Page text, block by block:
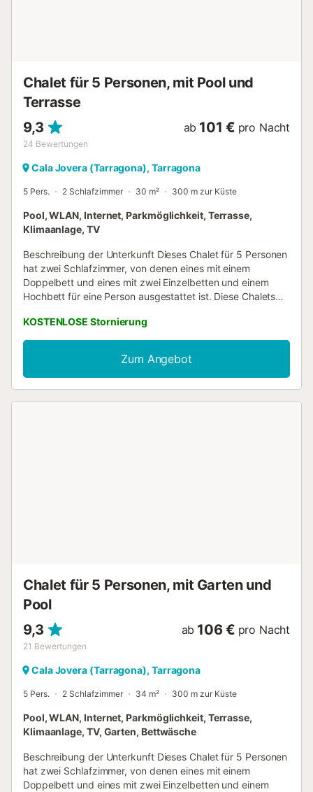
Chalet für 5 Personen, mit Pool und
Terrasse
9,3
24 Bewertungen
ab 101 € pro Nacht
Cala Jovera (Tarragona), Tarragona
5 Pers. 2 Schlafzimmer 30 m² 300 m zur Küste
Pool, WLAN, Internet, Parkmöglichkeit, Terrasse,
Klimaanlage, TV
Beschreibung der Unterkunft Dieses Chalet für 5 Personen
hat zwei Schlafzimmer, von denen eines mit einem
Doppelbett und eines mit zwei Einzelbetten und einem
Hochbett für eine Person ausgestattet ist. Diese Chalets
Spülmaschine und Mikrowelle und ein Badezimmer mit
Dusche und Toilette. Sie verfügen über eine überdachte
Terrasse/Veranda und es gibt eine Parkmöglichkeit für ein
Auto. Für ein eventuelles zusätzliches Auto zahlen Sie vor
Ort 12 € pro Nacht. Diese Unterkunft befindet sich in
KOSTENLOSE Stornierung
Zum Angebot
Chalet für 5 Personen, mit Garten und
Pool
9,3
21 Bewertungen
ab 106 € pro Nacht
Cala Jovera (Tarragona), Tarragona
5 Pers. 2 Schlafzimmer 34 m² 300 m zur Küste
Pool, WLAN, Internet, Parkmöglichkeit, Terrasse,
Klimaanlage, TV, Garten, Bettwäsche
Beschreibung der Unterkunft Dieses Chalet für 5 Personen
hat zwei Schlafzimmer, von denen eines mit einem
Doppelbett und eines mit zwei Einzelbetten und einem